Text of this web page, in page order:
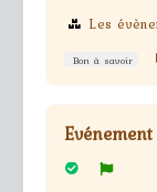
Les
Bon à savoir